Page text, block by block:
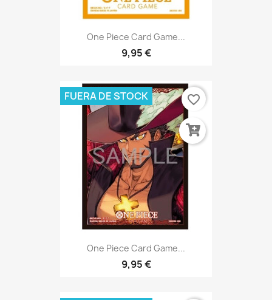
One Piece Card Game...
9,95 €
One Piece Card Game...
9,95 €
FUERA DE STOCK favorite_border